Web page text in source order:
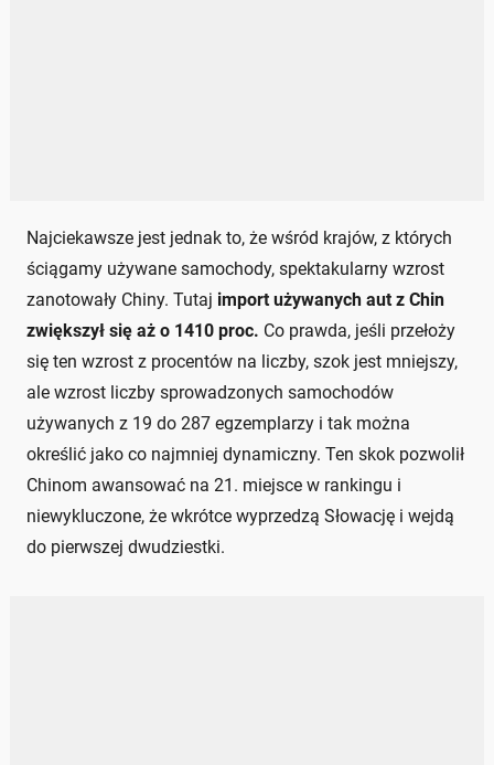
Najciekawsze jest jednak to, że wśród krajów, z których
ściągamy używane samochody, spektakularny wzrost
zanotowały Chiny. Tutaj import używanych aut z Chin
zwiększył się aż o 1410 proc. Co prawda, jeśli przełoży
się ten wzrost z procentów na liczby, szok jest mniejszy,
ale wzrost liczby sprowadzonych samochodów
używanych z 19 do 287 egzemplarzy i tak można
określić jako co najmniej dynamiczny. Ten skok pozwolił
Chinom awansować na 21. miejsce w rankingu i
niewykluczone, że wkrótce wyprzedzą Słowację i wejdą
do pierwszej dwudziestki.